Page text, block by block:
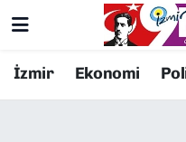
İzmir Ekonomi
Resmi İlanlar
Konak Nöbetçi